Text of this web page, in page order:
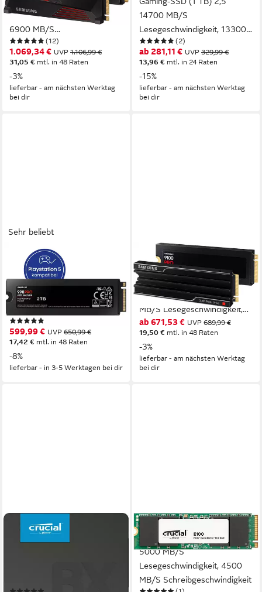
MB/S Lesegeschwindigkeit,
6900 MB/S
Schreibgeschwindigkeit
(12)
1.069,34 € UVP 1.106,99 €
31,05 € mtl. in 48 Raten
-3%
lieferbar - am nächsten Werktag
bei dir
14700 MB/S
Lesegeschwindigkeit, 13300
MB/S Schreibgeschwindigkeit
(2)
ab 281,11 € UVP 329,99 €
13,96 € mtl. in 24 Raten
-15%
lieferbar - am nächsten Werktag
bei dir
Sehr beliebt
SAMSUNG
990 PRO Heatsink interne
SSD (2TB) 7450 MB/S
Lesegeschwindigkeit, 6900
MB/S
Schreibgeschwindigkeit, mit
Kühlkörper
599,99 € UVP 650,99 €
17,42 € mtl. in 48 Raten
-8%
lieferbar - in 3-5 Werktagen bei dir
SAMSUNG
9100 PRO Heatsink PCIe®
5.0 NVMe™ M.2 interne
Gaming-SSD (2 TB) 14700
MB/S Lesegeschwindigkeit,
13400 MB/S
Schreibgeschwindigkeit
ab 671,53 € UVP 689,99 €
19,50 € mtl. in 48 Raten
-3%
lieferbar - am nächsten Werktag
bei dir
CRUCIAL
BX500 240GB 3D NAND
CRUCIAL
E100 interne SSD (1000 GB)
5000 MB/S
Lesegeschwindigkeit, 4500
MB/S Schreibgeschwindigkeit